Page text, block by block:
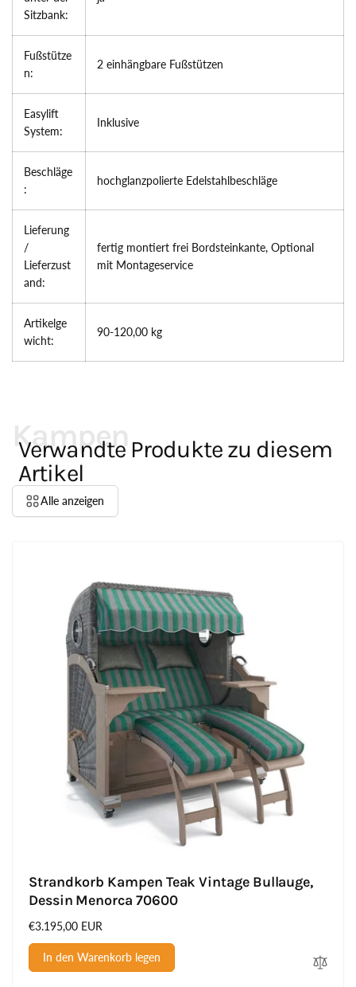
Sitzbank:
Fußstütze
n:
2 einhängbare Fußstützen
Easylift
System:
Inklusive
Beschläge
:
hochglanzpolierte Edelstahlbeschläge
Lieferung
/
Lieferzust
and:
fertig montiert frei Bordsteinkante, Optional
mit Montageservice
Artikelge
wicht:
90-120,00 kg
Kampen
Verwandte Produkte zu diesem
Artikel
Alle anzeigen
Strandkorb Kampen Teak Vintage Bullauge,
Dessin Menorca 70600
Normaler
Preis
€3.195,00 EUR
In den Warenkorb legen